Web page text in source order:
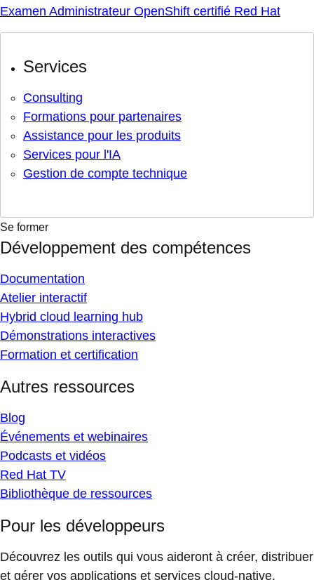
Examen Administrateur OpenShift certifié Red Hat
Services
Consulting
Formations pour partenaires
Assistance pour les produits
Services pour l'IA
Gestion de compte technique
Se former
Développement des compétences
Documentation
Atelier interactif
Hybrid cloud learning hub
Démonstrations interactives
Formation et certification
Autres ressources
Blog
Événements et webinaires
Podcasts et vidéos
Red Hat TV
Bibliothèque de ressources
Pour les développeurs
Découvrez les outils qui vous aideront à créer, distribuer
et gérer vos applications et services cloud-native.